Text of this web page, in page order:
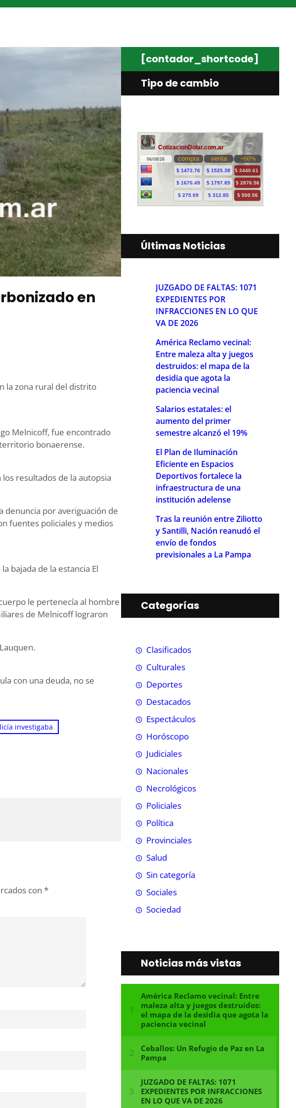
en
la zona rural del distrito
Melnicoff, fue encontrado
bonaerense.
resultados de la autopsia
denuncia por averiguación de
fuentes policiales y medios
bajada de la estancia El
le pertenecía al hombre
de Melnicoff lograron
con una deuda, no se
investigaba
con *
[contador_shortcode]
Tipo de cambio
Últimas Noticias
JUZGADO DE FALTAS: 1071
EXPEDIENTES POR
INFRACCIONES EN LO QUE
VA DE 2026
América Reclamo vecinal:
Entre maleza alta y juegos
destruidos: el mapa de la
desidia que agota la
paciencia vecinal
Salarios estatales: el
aumento del primer
semestre alcanzó el 19%
El Plan de Iluminación
Eficiente en Espacios
Deportivos fortalece la
infraestructura de una
institución adelense
Tras la reunión entre Ziliotto
y Santilli, Nación reanudó el
envío de fondos
previsionales a La Pampa
Categorías
Clasificados
Culturales
Deportes
Destacados
Espectáculos
Horóscopo
Judiciales
Nacionales
Necrológicos
Policiales
Política
Provinciales
Salud
Sin categoría
Sociales
Sociedad
Noticias más vistas